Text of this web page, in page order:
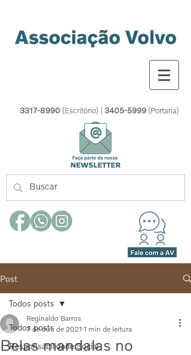
3317-8990 (Escritório) | 3405-5999(Portaria)
Post
Todos posts
Responsabilidade Social
Todos posts
Belas mandalas no
Reginaldo Barros
7 de out. de 2021 1 min de leitura